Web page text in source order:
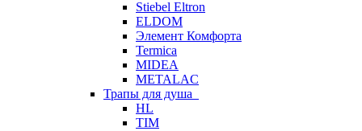
Stiebel Eltron
ELDOM
Элемент Комфорта
Termica
MIDEA
METALAC
Трапы для душа
HL
TIM